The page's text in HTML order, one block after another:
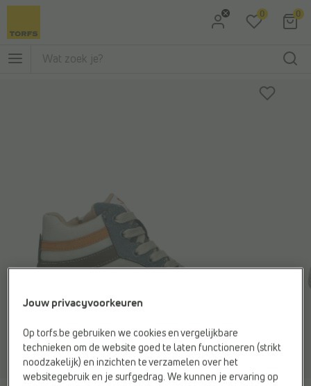
Ga naar Hoofdmenu
0 0
Jouw privacyvoorkeuren
Op torfs.be gebruiken we cookies en vergelijkbare
technieken om de website goed te laten functioneren (strikt
noodzakelijk) en inzichten te verzamelen over het
websitegebruik en je surfgedrag. We kunnen je ervaring op